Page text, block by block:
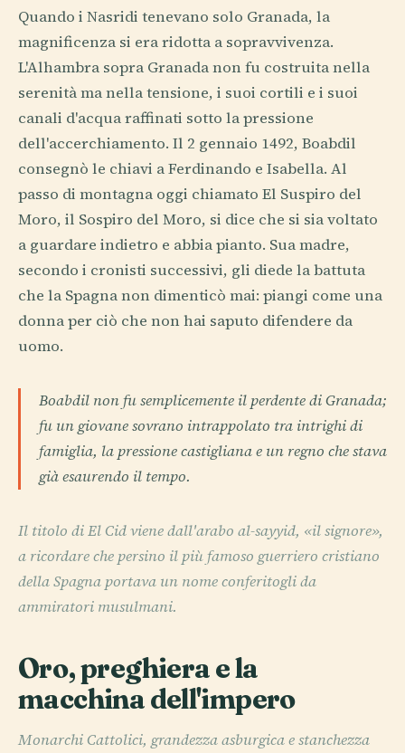
Quando i Nasridi tenevano solo Granada, la
magnificenza si era ridotta a sopravvivenza.
L'Alhambra sopra Granada non fu costruita nella
serenità ma nella tensione, i suoi cortili e i suoi
canali d'acqua raffinati sotto la pressione
dell'accerchiamento. Il 2 gennaio 1492, Boabdil
consegnò le chiavi a Ferdinando e Isabella. Al
passo di montagna oggi chiamato El Suspiro del
Moro, il Sospiro del Moro, si dice che si sia voltato
a guardare indietro e abbia pianto. Sua madre,
secondo i cronisti successivi, gli diede la battuta
che la Spagna non dimenticò mai: piangi come una
donna per ciò che non hai saputo difendere da
uomo.
Boabdil non fu semplicemente il perdente di Granada;
fu un giovane sovrano intrappolato tra intrighi di
famiglia, la pressione castigliana e un regno che stava
già esaurendo il tempo.
Il titolo di El Cid viene dall'arabo al-sayyid, «il signore»,
a ricordare che persino il più famoso guerriero cristiano
della Spagna portava un nome conferitogli da
ammiratori musulmani.
Oro, preghiera e la
macchina dell'impero
Monarchi Cattolici, grandezza asburgica e stanchezza